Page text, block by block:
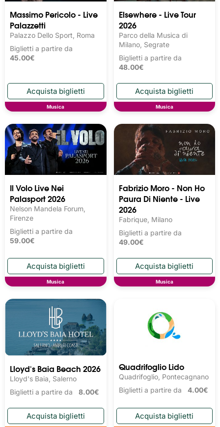
Massimo Pericolo - Live
Palazzetti
Palazzo Dello Sport, Roma
Biglietti a partire da
45.00€
Musica
Elsewhere - Live Tour
2026
Parco della Musica di
Milano, Segrate
Biglietti a partire da
48.00€
Musica
Il Volo Live Nei
Palasport 2026
Nelson Mandela Forum,
Firenze
Biglietti a partire da
59.00€
Musica
Fabrizio Moro - Non Ho
Paura Di Niente - Live
2026
Fabrique, Milano
Biglietti a partire da
49.00€
Musica
Lloyd's Baia Beach 2026
Lloyd's Baia, Salerno
Biglietti a partire da 8.00€
Quadrifoglio Lido
Quadrifoglio, Pontecagnano
Biglietti a partire da 4.00€